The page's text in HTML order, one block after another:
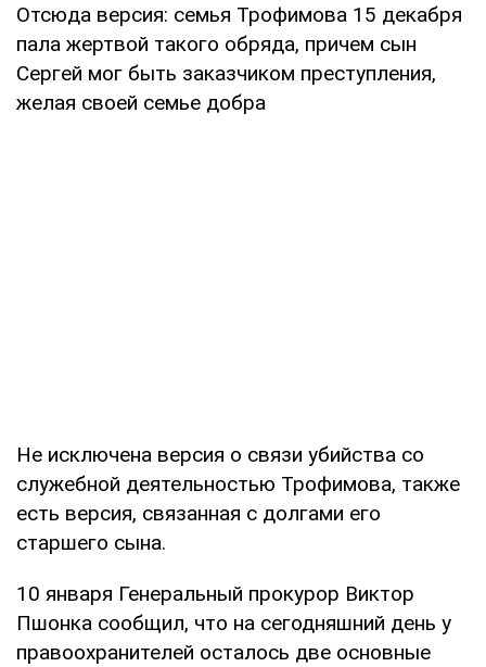
Отсюда версия: семья Трофимова 15 декабря
пала жертвой такого обряда, причем сын
Сергей мог быть заказчиком преступления,
желая своей семье добра
Не исключена версия о связи убийства со
служебной деятельностью Трофимова, также
есть версия, связанная с долгами его
старшего сына.
10 января Генеральный прокурор Виктор
Пшонка сообщил, что на сегодняшний день у
правоохранителей осталось две основные